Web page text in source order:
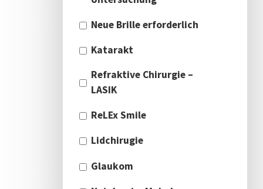
Neue Brille erforderlich
Katarakt
Refraktive Chirurgie –
LASIK
ReLEx Smile
Lidchirugie
Glaukom